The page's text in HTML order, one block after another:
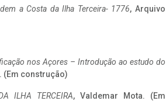
a Costa da Ilha Terceira- 1776, Arquivo
nos Açores – Introdução ao estudo do
(Em construção)
ILHA TERCEIRA, Valdemar Mota. (Em